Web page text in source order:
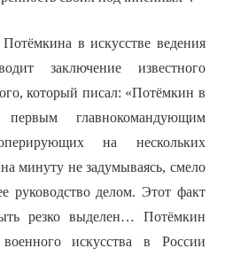
Потёмкина в искусстве ведения
заключение известного
который писал: «Потёмкин в
главнокомандующим
на нескольких
минуту не задумываясь, смело
руководство делом. Этот факт
резко выделен… Потёмкин
искусства в России